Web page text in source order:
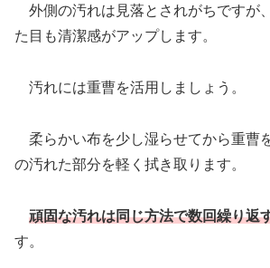
外側の汚れは見落とされがちですが
た目も清潔感がアップします。
汚れには重曹を活用しましょう。
柔らかい布を少し湿らせてから重曹
の汚れた部分を軽く拭き取ります。
頑固な汚れは同じ方法で数回繰り返
す。